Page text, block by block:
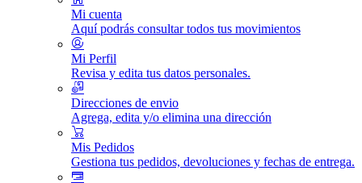
Mi cuenta
Aquí podrás consultar todos tus movimientos
Mi Perfil
Revisa y edita tus datos personales.
Direcciones de envio
Agrega, edita y/o elimina una dirección
Mis Pedidos
Gestiona tus pedidos, devoluciones y fechas de entrega.